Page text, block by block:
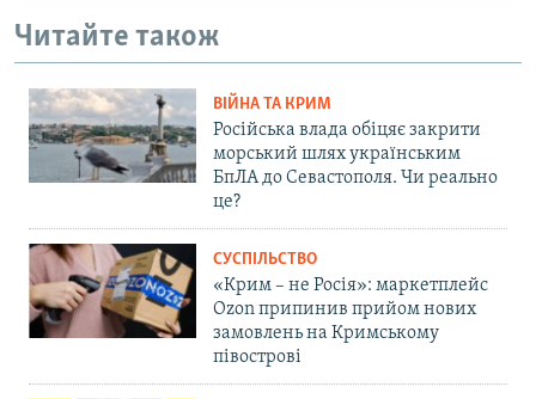
Читайте також
ВІЙНА ТА КРИМ
Російська влада обіцяє закрити
морський шлях українським
БпЛА до Севастополя. Чи реально
це?
СУСПІЛЬСТВО
«Крим – не Росія»: маркетплейс
Ozon припинив прийом нових
замовлень на Кримському
півострові